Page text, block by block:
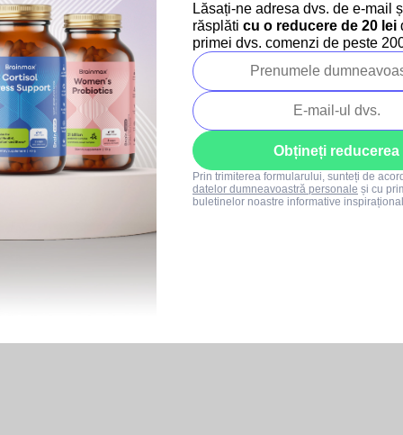
Lăsați-ne adresa dvs. de e-mail
răsplăti cu o reducere de 20 lei
primei dvs. comenzi de peste
Obțineți reducerea
Prin trimiterea formularului, sunteți de
datelor dumneavoastră personale și cu
buletinelor noastre informative